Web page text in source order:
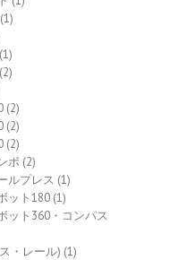
(1)
(1)
(2)
(2)
(2)
(2)
ボ (2)
ルプレス (1)
ット180 (1)
ット360・コンパス
・レール) (1)